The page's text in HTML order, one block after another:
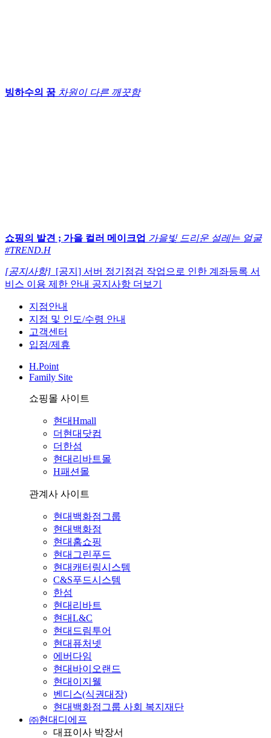
빙하수의 꿈 차원이 다른 깨끗함
쇼핑의 발견 ; 가을 컬러 메이크업 가을빛 드리운 설레는 얼굴
#TREND.H
[공지사항] [공지] 서버 정기점검 작업으로 인한 계좌등록 서
비스 이용 제한 안내 공지사항 더보기
지점안내
지점 및 인도/수령 안내
고객센터
입점/제휴
H.Point
Family Site
쇼핑몰 사이트
현대Hmall
더현대닷컴
더한섬
현대리바트몰
H패션몰
관계사 사이트
현대백화점그룹
현대백화점
현대홈쇼핑
현대그린푸드
현대캐터링시스템
C&S푸드시스템
한섬
현대리바트
현대L&C
현대드림투어
현대퓨처넷
에버다임
현대바이오랜드
현대이지웰
벤디스(식권대장)
현대백화점그룹 사회 복지재단
㈜현대디에프
대표이사 박장서